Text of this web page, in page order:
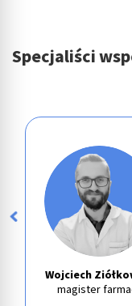
Specjaliści
Wojciech
magister
Identyfikowanie
Niezbędne
Wydajność
Reklama / śledzenie